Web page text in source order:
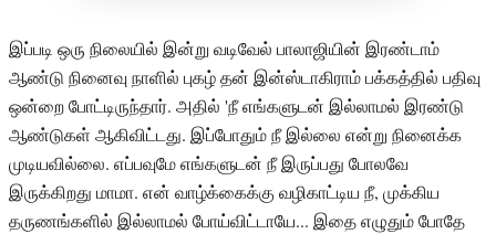
இப்படி ஒரு நிலையில் இன்று வடிவேல் பாலாஜியின் இரண்டாம்
ஆண்டு நினைவு நாளில் புகழ் தன் இன்ஸ்டாகிராம் பக்கத்தில் பதிவு
ஒன்றை போட்டிருந்தார். அதில் 'நீ எங்களுடன் இல்லாமல் இரண்டு
ஆண்டுகள் ஆகிவிட்டது. இப்போதும் நீ இல்லை என்று நினைக்க
முடியவில்லை. எப்பவுமே எங்களுடன் நீ இருப்பது போலவே
இருக்கிறது மாமா. என் வாழ்க்கைக்கு வழிகாட்டிய நீ, முக்கிய
தருணங்களில் இல்லாமல் போய்விட்டாயே... இதை எழுதும் போதே